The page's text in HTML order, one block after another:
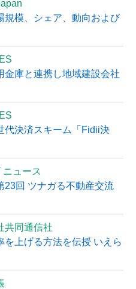
規模、シェア、動向および
金庫と連携し地域建設会社
代決済スキーム「Fidii決
ュース
23回 ツナガる不動産交流
共同通信社
上げる方法を伝授 いえら